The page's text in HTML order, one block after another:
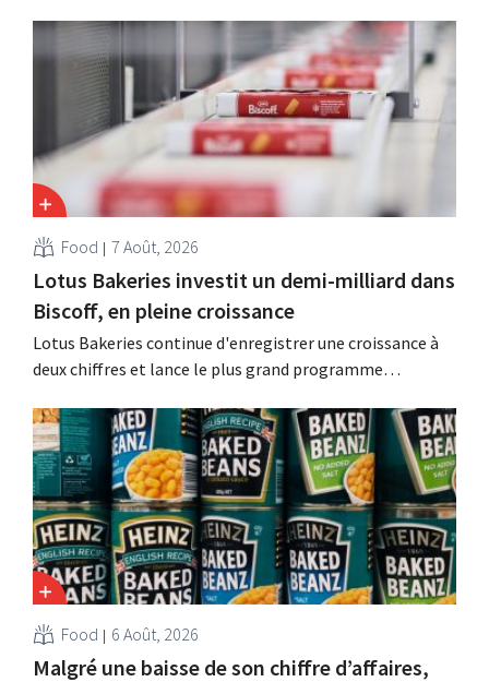
considérablement ses coûts tout en investissant dans la
croissance, notamment pour Guinness et les cocktails
prêts à boire.
Food 7 Août, 2026
Lotus Bakeries investit un demi-milliard dans
Biscoff, en pleine croissance
Lotus Bakeries continue d'enregistrer une croissance à
deux chiffres et lance le plus grand programme
capacité de production de Biscoff : « Nous devons saisir
cette opportunité ».
Food 6 Août, 2026
Malgré une baisse de son chiffre d’affaires,